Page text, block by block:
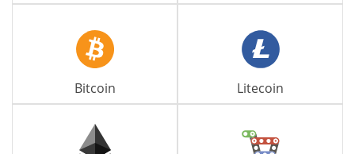
Bitcoin Litecoin